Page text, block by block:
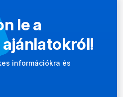
le a
információkra és